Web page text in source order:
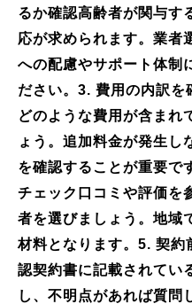
るか確認高齢者が関与す
応が求められます。業者
への配慮やサポート体制
ださい。3. 費用の内訳を
どのような費用が含まれ
ょう。追加料金が発生し
を確認することが重要で
チェック口コミや評価を
者を選びましょう。地域
材料となります。5. 契約
認契約書に記載されてい
し、不明点があれば質問